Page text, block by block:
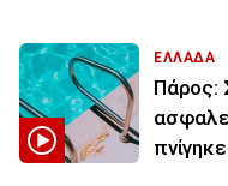
ΕΛΛΑΔΑ
Πάρος: